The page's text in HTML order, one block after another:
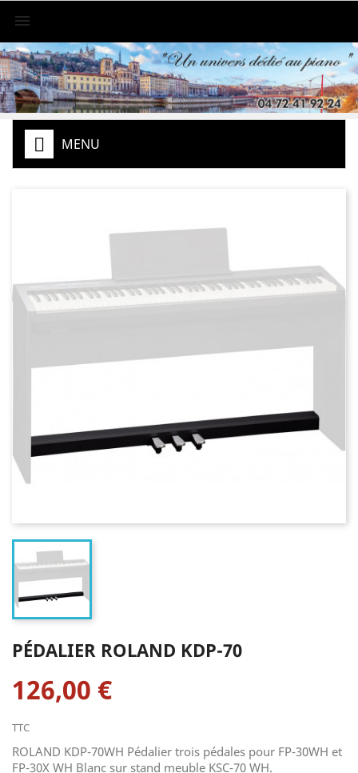

MENU
PÉDALIER ROLAND KDP-70
126,00 €
TTC
ROLAND KDP-70WH Pédalier trois pédales pour FP-30WH et
FP-30X WH Blanc sur stand meuble KSC-70 WH.